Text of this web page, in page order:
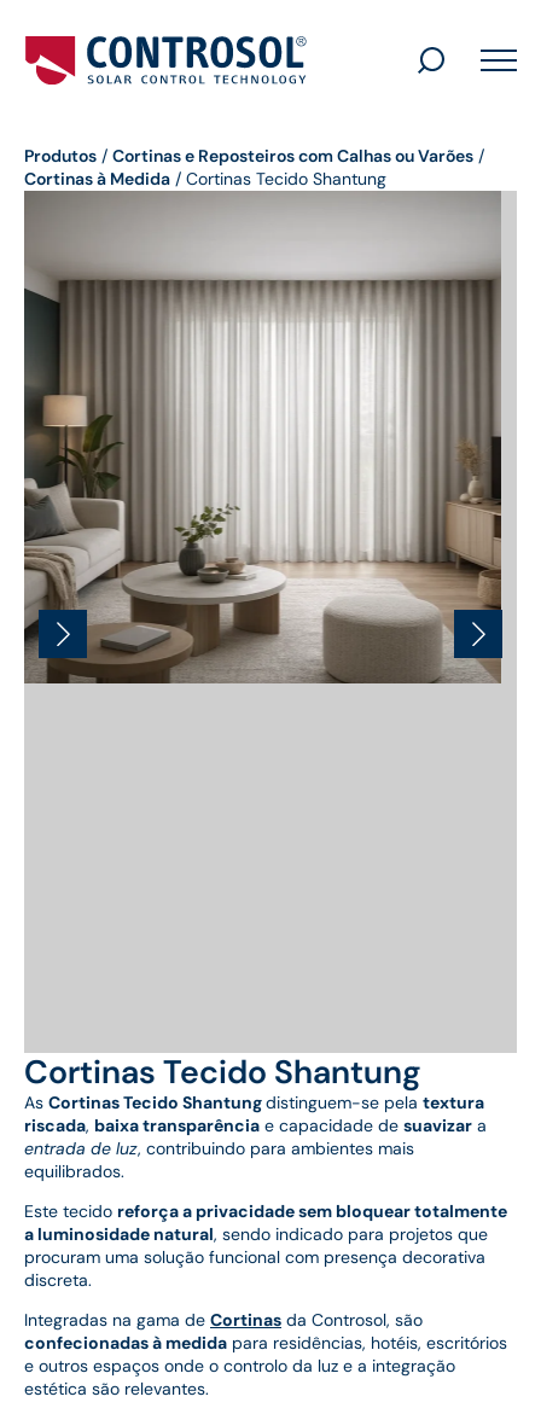
Produtos / Cortinas e Reposteiros com Calhas ou Varões /
Cortinas à Medida / Cortinas Tecido Shantung
Cortinas Tecido Shantung
As Cortinas Tecido Shantungdistinguem-se pela textura
riscada, baixa transparência e capacidade de suavizar a
entrada de luz, contribuindo para ambientes mais
equilibrados.
Este tecido reforça a privacidade sem bloquear totalmente
a luminosidade natural, sendo indicado para projetos que
procuram uma solução funcional com presença decorativa
discreta.
Integradas na gama de Cortinas da Controsol, são
confecionadas à medida para residências, hotéis, escritórios
e outros espaços onde o controlo da luz e a integração
estética são relevantes.